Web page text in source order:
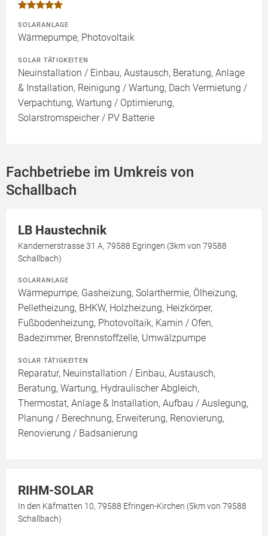
SOLARANLAGE
Wärmepumpe, Photovoltaik
SOLAR TÄTIGKEITEN
Neuinstallation / Einbau, Austausch, Beratung, Anlage
& Installation, Reinigung / Wartung, Dach Vermietung /
Verpachtung, Wartung / Optimierung,
Solarstromspeicher / PV Batterie
Fachbetriebe im Umkreis von
Schallbach
LB Haustechnik
Kandernerstrasse 31 A, 79588 Egringen (3km von 79588
Schallbach)
SOLARANLAGE
Wärmepumpe, Gasheizung, Solarthermie, Ölheizung,
Pelletheizung, BHKW, Holzheizung, Heizkörper,
Fußbodenheizung, Photovoltaik, Kamin / Ofen,
Badezimmer, Brennstoffzelle, Umwälzpumpe
SOLAR TÄTIGKEITEN
Reparatur, Neuinstallation / Einbau, Austausch,
Beratung, Wartung, Hydraulischer Abgleich,
Thermostat, Anlage & Installation, Aufbau / Auslegung,
Planung / Berechnung, Erweiterung, Renovierung,
Renovierung / Badsanierung
RIHM-SOLAR
In den Käfmatten 10, 79588 Efringen-Kirchen (5km von 79588
Schallbach)